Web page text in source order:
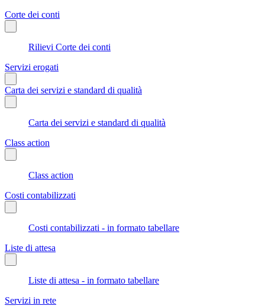
Corte dei conti
Rilievi Corte dei conti
Servizi erogati
Carta dei servizi e standard di qualità
Carta dei servizi e standard di qualità
Class action
Class action
Costi contabilizzati
Costi contabilizzati - in formato tabellare
Liste di attesa
Liste di attesa - in formato tabellare
Servizi in rete